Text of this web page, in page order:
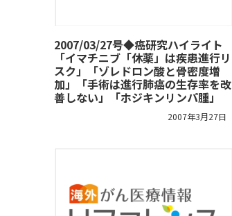
2007/03/27号◆癌研究ハイライト
「イマチニブ「休薬」は疾患進行リ
スク」「ゾレドロン酸と骨密度増
加」「手術は進行肺癌の生存率を改
善しない」「ホジキンリンパ腫」
2007年3月27日